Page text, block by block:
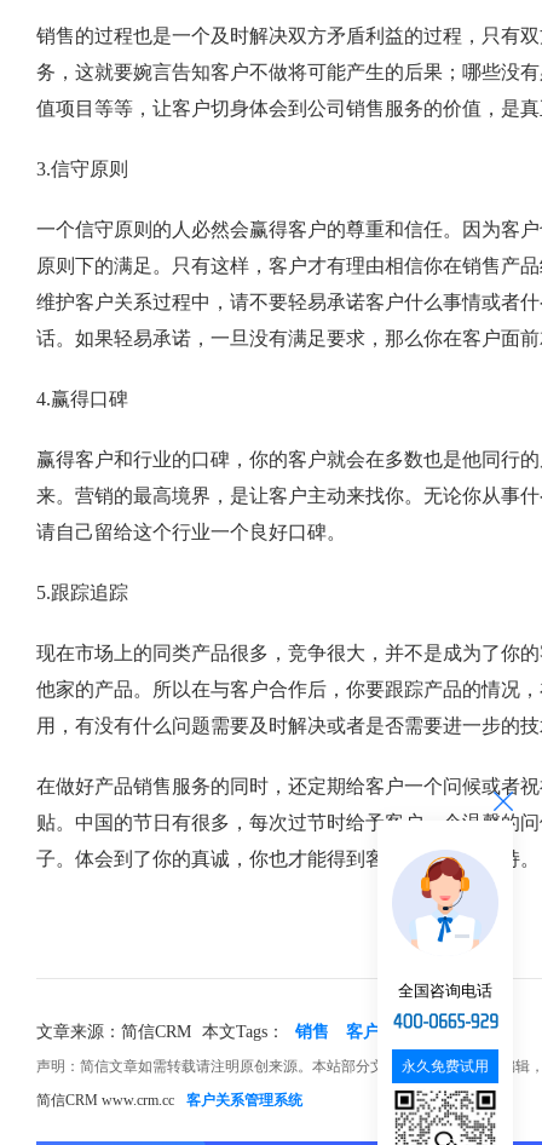
销售的过程也是一个及时解决双方矛盾利益的过程，只有
务，这就要婉言告知客户不做将可能产生的后果；哪些没
值项目等等，让客户切身体会到公司销售服务的价值，是
3.信守原则
一个信守原则的人必然会赢得客户的尊重和信任。因为客
原则下的满足。只有这样，客户才有理由相信你在销售产
维护客户关系过程中，请不要轻易承诺客户什么事情或者
话。如果轻易承诺，一旦没有满足要求，那么你在客户面
4.赢得口碑
赢得客户和行业的口碑，你的客户就会在多数也是他同行
来。营销的最高境界，是让客户主动来找你。无论你从事
请自己留给这个行业一个良好口碑。
5.跟踪追踪
现在市场上的同类产品很多，竞争很大，并不是成为了你
他家的产品。所以在与客户合作后，你要跟踪产品的情况
用，有没有什么问题需要及时解决或者是否需要进一步的
在做好产品销售服务的同时，还定期给客户一个问候或者
贴。中国的节日有很多，每次过节时给予客户一个温馨的
子。体会到了你的真诚，你也才能得到客户的真诚与支持。
文章来源：简信CRM 本文Tags： 销售 客户关系 维护
声明：简信文章如需转载请注明原创来源。本站部分文章和图片来源网络编
简信CRM www.crm.cc
客户关系管理系统
全国咨询电话
永久免费试用